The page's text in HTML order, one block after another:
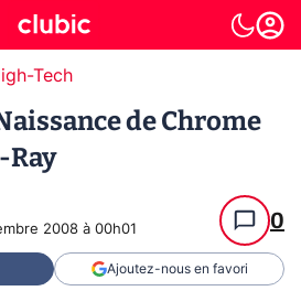
Tech
de Chrome
Ray
2008 à 00h01 0
Ajoutez-nous en favori